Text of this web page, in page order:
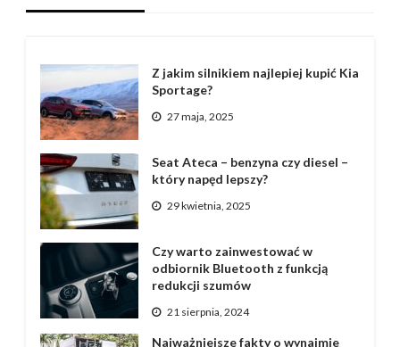
Z jakim silnikiem najlepiej kupić Kia
Sportage?
27 maja, 2025
Seat Ateca – benzyna czy diesel –
który napęd lepszy?
29 kwietnia, 2025
Czy warto zainwestować w
odbiornik Bluetooth z funkcją
redukcji szumów
21 sierpnia, 2024
Najważniejsze fakty o wynajmie